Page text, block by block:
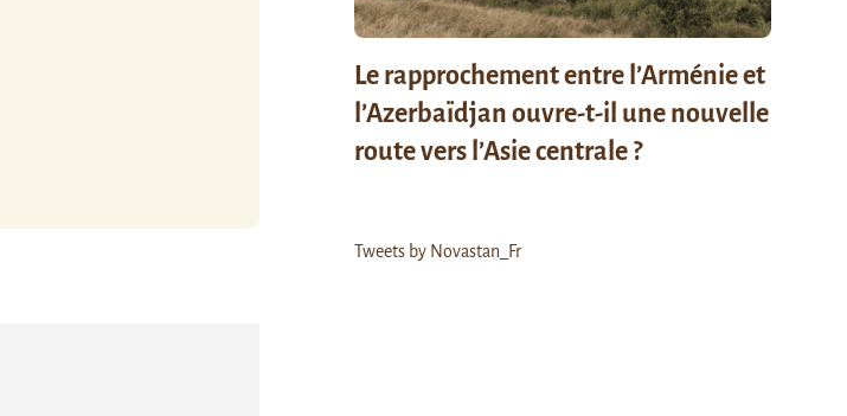
Le rapprochement entre l’Arménie et
l’Azerbaïdjan ouvre-t-il une nouvelle
route vers l’Asie centrale ?
Tweets by Novastan_Fr